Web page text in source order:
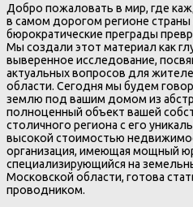
Добро пожаловать в мир, где
в самом дорогом регионе страны
бюрократические преграды
Мы создали этот материал как
выверенное исследование,
актуальных вопросов для
области. Сегодня мы будем
землю под вашим домом из
полноценный объект вашей
столичного региона с его
высокой стоимостью
организация, имеющая мощный
специализирующийся на
Московской области, готова
проводником.